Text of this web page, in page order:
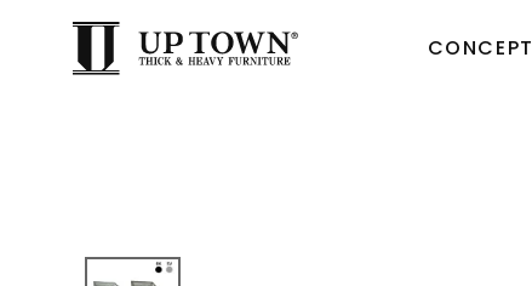
CONCEPT